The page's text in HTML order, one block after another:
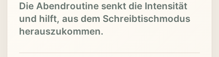
Die Abendroutine senkt die Intensität
und hilft, aus dem Schreibtischmodus
herauszukommen.